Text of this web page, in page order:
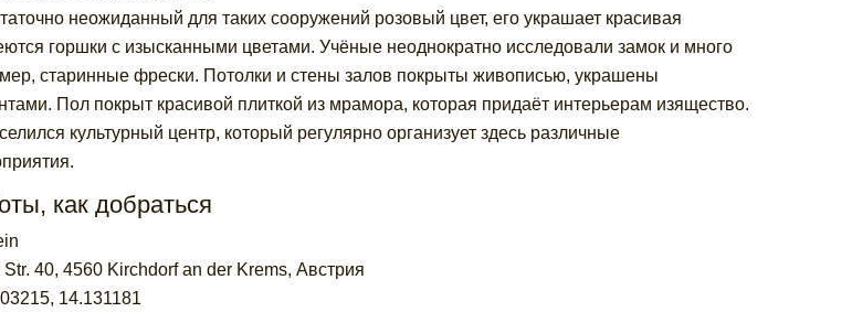
неожиданный для таких сооружений розовый цвет, его украшает красивая
горшки с изысканными цветами. Учёные неоднократно исследовали замок и много
старинные фрески. Потолки и стены залов покрыты живописью, украшены
Пол покрыт красивой плиткой из мрамора, которая придаёт интерьерам изящество.
культурный центр, который регулярно организует здесь различные
как добраться
40, 4560 Kirchdorf an der Krems, Австрия
, 14.131181